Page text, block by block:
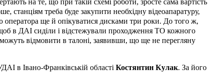
на те, що при такій схемі роботи, зросте сама вартість
станціям треба буде закупити необхідну відеоапаратуру,
оператора ще й опікуватися дисками три роки. До того ж,
в ДАІ сиділи і відстежували проходження ТО кожного
відмовити в талоні, заявивши, що ще не перегляну
в Івано-Франківській області Костянтин Кулак. За його